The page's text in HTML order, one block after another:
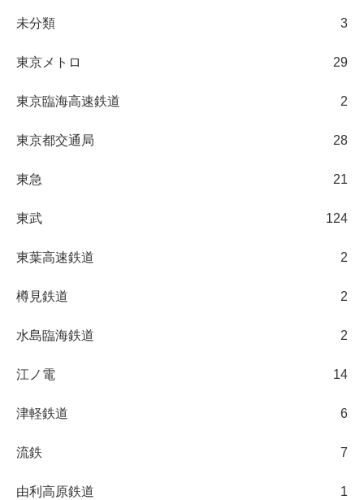
未分類 3
東京メトロ 29
東京臨海高速鉄道 2
東京都交通局 28
東急 21
東武 124
東葉高速鉄道 2
樽見鉄道 2
水島臨海鉄道 2
江ノ電 14
津軽鉄道 6
流鉄 7
由利高原鉄道 1